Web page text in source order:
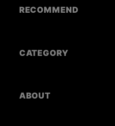
RECOMMEND
CATEGORY
ABOUT